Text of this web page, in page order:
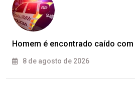
Homem é encontrado caído
8 de agosto de 2026